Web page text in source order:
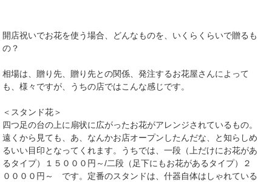
開店祝いでお花を使う場合、どんなものを、いくらくらいで贈るも
の？
相場は、贈り先、贈り先との関係、発注するお花屋さんによって
も、様々ですが、うちの店ではこんな感じです。
＜スタンド花＞
四つ足の台の上に扇状に広がったお花がアレンジされているもの。
遠くから見ても、あ、なんかお店オープンしたんだな、と知らしめ
るいい目印となってくれます。うちでは、一段（上だけにお花があ
るタイプ）１５０００円～/二段（足下にもお花があるタイプ）２
００００円～ です。定番のスタンドは、什器自体はしゃれている